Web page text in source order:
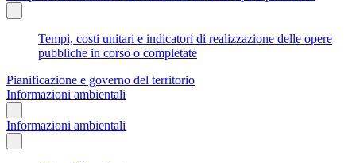
Tempi, costi unitari e indicatori di realizzazione delle opere
pubbliche in corso o completate
Pianificazione e governo del territorio
Informazioni ambientali
Informazioni ambientali